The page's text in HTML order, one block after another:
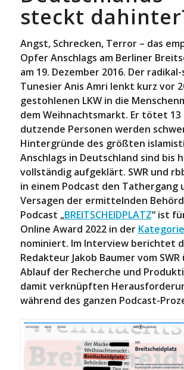
steckt
Angst, Schrecken, Terror – das
Opfer Anschlags am Berliner
am 19. Dezember 2016. Der
Tunesier Anis Amri lenkt kurz vor
gestohlenen LKW in die
dem Weihnachtsmarkt. Er tötet 13
dutzende Personen werden
Hintergründe des größten
Anschlags in Deutschland sind bis
vollständig aufgeklärt. SWR und
in einem Podcast den Tathergang
Versagen der ermittelnden
Podcast „BREITSCHEIDPLATZ“ ist
Online Award 2022 in der
nominiert. Im Interview berichtet
Redakteur Jakob Baumer vom
Ablauf der Recherche und
damit verknüpften
während des ganzen Podcast-